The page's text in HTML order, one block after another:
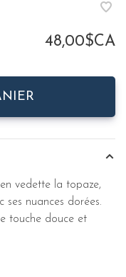
48,00$CA
vedette la topaze,
ses nuances dorées.
touche douce et